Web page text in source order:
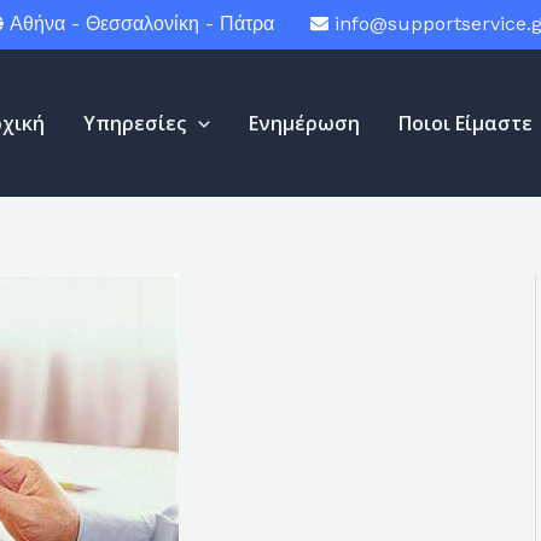
Αθήνα - Θεσσαλονίκη - Πάτρα
Υπηρεσίες Ενημέρωση Ποιοι Είμαστε